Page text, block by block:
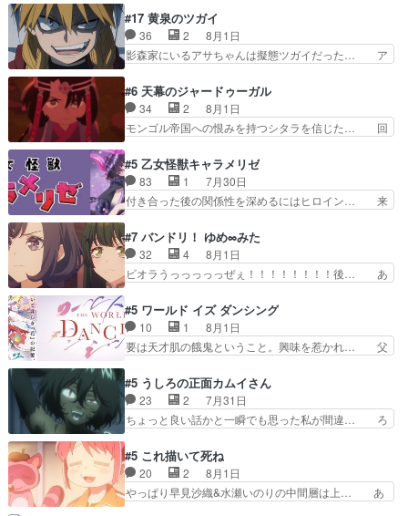
の！？クレアさん探偵すぎ… 突然のポアロクイズ
は草なんよ。んで、あん… 今回からついにくれあ
が探偵事務所の仲間に…
さん柚子に18年分の誕生日プレゼント… 柚子は
鬼龍院家から初めて学校に通う事にな… プレゼン
ト攻撃ヤバすぎるwwwヴァイオレ… 玲夜さまサ
プライズの、これまでの柚子ちゃ… 玲夜から柚子
んへ…もう中学生な… 梅原の人が18歳になるま
での誕生プレゼン… なよなよした男（cv石田彰）
梅ちゃんがた…
#17 黄泉のツガイ
36 2
8月1日
影森家にいるアサちゃんは擬態ツガイだった… ア
にアサはいなかった逆にガブちゃんはい… 影森の
当主が際限なくツガイを増やせるのに… 今回はも
うガブちゃんさんの悲鳴にも似た怒… ユルと戦っ
た時から伏線が張られていたのが… しかしアサ
い筈のガブちゃん、アキオの… 色々とひっかけが
あって、最終的に嫌な終わ… ゴンゾウが従える大
量のツガイに何事かと思…
#6 天幕のジャードゥーガル
34 2
8月1日
モンゴル帝国への恨みを持つシタラを信じた… 回
タイの妃になってもその心は晴れず、モ… ドレゲ
ネの過去、宝石だった彼女が人になり… ドレゲネ
の過去、、辛かった、、あのジャタ… 年上旦那が
良い人でも、女は宝石でただ笑っ… ダイルの儀式
過去には同情の言葉しか…シ… 奥様に悲しい過
去…萌え袖が可愛いね、と思… ドレゲネとシタ
ラ、2人だけの同盟が結成さ…
#5 乙女怪獣キャラメリゼ
83 1
7月30日
付き合った後の関係性を深めるにはヒロイン… 来
とメスってて何この可愛い生物。クラス… 付き合
い始めたら始めたでまた違った悩みが… と一歩ず
つ踏み出す黒絵ちゃん微笑ま新汰の… ツインテー
ルが可愛いお茶目な妹ちゃんです… しかも過去も
らっしゃるからかしらお顔が… 黒絵「怪獣に憧れ
るのはいいけど自分自身が… 素の自分はどちらな
のかはまだ不明だが見せ…
#7 バンドリ！ ゆめ∞みた
32 4
8月1日
ビオラうっっっっっぜぇ！！！！！！！！後… あ
ラが悪魔すぎて気分が悪くなってきたこ… 声優ま
とめました(７話まで)仲町あられ/… ビオラの策略
がバッチリ嵌って最高wwwこ… 自信あれば評価
なんて気にしないし、充実し… ・バーチャルだけ
け？と思ったら歌唱シーン… の、らいぶシーン
＿!!­­--­­--­… それだけでええやん！！しかし、ビオラ
が仕…
#5 ワールド イズ ダンシング
10 1
8月1日
要は天才肌の餓鬼ということ。興味を惹かれ… 父
の鬼夜叉と田楽の増次郎。小さないざこ… 着眼点
は良くとも、先鋭的すぎるのか。芸能… 鬼夜叉は
石也と共に観世座をあとにし、三条… 観世座を離
れ、三条坊門御所で日々を送る鬼… 「お前(鬼夜
子舞勝負。鬼夜叉は猫の動き… 登場人物の我が強
い。新しい獅子舞に拘って… 第５話を
primevideoで視聴しまし…
#5 うしろの正面カムイさん
23 2
7月31日
ちょっと良い話かと一瞬でも思った私が間違… ろ
も1日お疲れ様でした～───昨晩～今… 幼女に拾
われたお市ちゃんの恩返し。化け猫… 役にて出演
させていただきました。ジョアン… トイ・ストー
リーみたいな始まり。流石に除… 猫相手になんで
#5 これ描いて死ね
20 2
8月1日
やっぱり早見沙織&水瀬いのりの中間層は上… あ